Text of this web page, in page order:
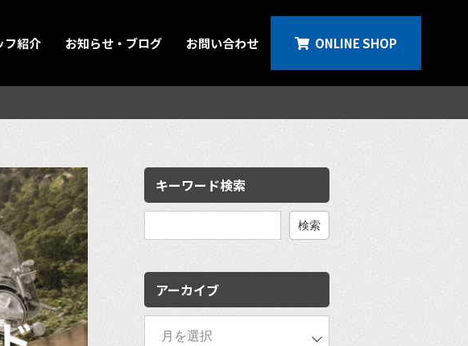
フ紹介 お知らせ・ブログ お問い合わせ ONLINE SHOP
キーワード検索
検
アーカイブ